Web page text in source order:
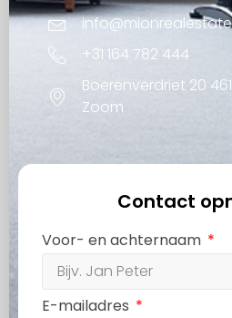
+31 164 782 444
Boerenverdriet 20
Zoom
Contact
Voor- en achternaam
E-mailadres